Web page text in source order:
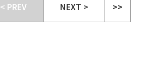
< PREV NEXT > >>